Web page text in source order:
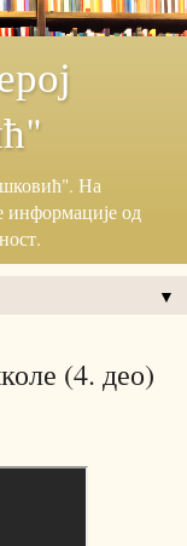
На
информације ‎од
▼
(4. део)